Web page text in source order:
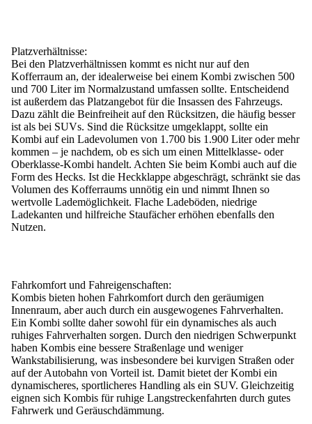
Platzverhältnisse:
Bei den Platzverhältnissen kommt es nicht nur auf den
Kofferraum an, der idealerweise bei einem Kombi zwischen 500
und 700 Liter im Normalzustand umfassen sollte. Entscheidend
ist außerdem das Platzangebot für die Insassen des Fahrzeugs.
Dazu zählt die Beinfreiheit auf den Rücksitzen, die häufig besser
ist als bei SUVs. Sind die Rücksitze umgeklappt, sollte ein
Kombi auf ein Ladevolumen von 1.700 bis 1.900 Liter oder mehr
kommen – je nachdem, ob es sich um einen Mittelklasse- oder
Oberklasse-Kombi handelt. Achten Sie beim Kombi auch auf die
Form des Hecks. Ist die Heckklappe abgeschrägt, schränkt sie das
Volumen des Kofferraums unnötig ein und nimmt Ihnen so
wertvolle Lademöglichkeit. Flache Ladeböden, niedrige
Ladekanten und hilfreiche Staufächer erhöhen ebenfalls den
Nutzen.
Fahrkomfort und Fahreigenschaften:
Kombis bieten hohen Fahrkomfort durch den geräumigen
Innenraum, aber auch durch ein ausgewogenes Fahrverhalten.
Ein Kombi sollte daher sowohl für ein dynamisches als auch
ruhiges Fahrverhalten sorgen. Durch den niedrigen Schwerpunkt
haben Kombis eine bessere Straßenlage und weniger
Wankstabilisierung, was insbesondere bei kurvigen Straßen oder
auf der Autobahn von Vorteil ist. Damit bietet der Kombi ein
dynamischeres, sportlicheres Handling als ein SUV. Gleichzeitig
eignen sich Kombis für ruhige Langstreckenfahrten durch gutes
Fahrwerk und Geräuschdämmung.